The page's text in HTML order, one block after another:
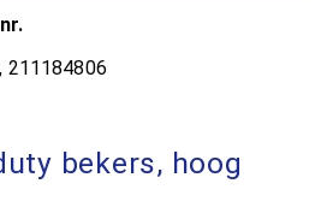
211184806
bekers, hoog